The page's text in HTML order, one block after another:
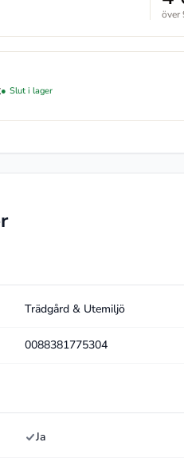
över
Slut i lager
Trädgård & Utemiljö
0088381775304
Ja